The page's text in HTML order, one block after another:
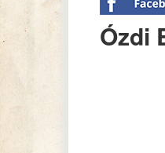
Ózdi